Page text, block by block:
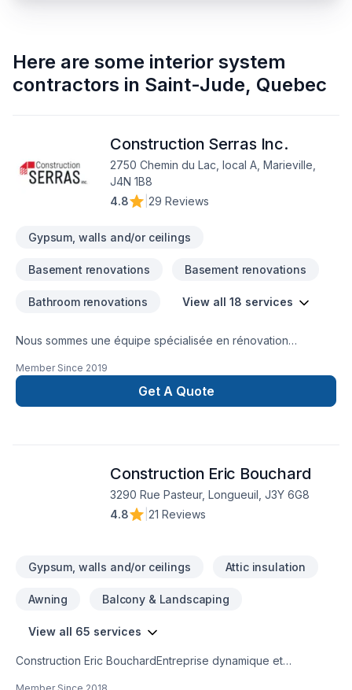
Here are some interior system
contractors in Saint-Jude, Quebec
Construction Serras Inc.
2750 Chemin du Lac, local A, Marieville,
J4N 1B8
4.8
29 Reviews
Gypsum, walls and/or ceilings
Basement renovations Basement renovations
Bathroom renovations View all 18 services
Nous sommes une équipe spécialisée en rénovation
pour la réalisation de salles de bain, cuisine, sous-sol,
agrandissement, installation de planchers et autres projets sur
mesure.
Member Since 2019
Get A Quote
Construction Eric Bouchard
3290 Rue Pasteur, Longueuil, J3Y 6G8
4.8
21 Reviews
Gypsum, walls and/or ceilings Attic insulation
Awning Balcony & Landscaping
View all 65 services
Construction Eric BouchardEntreprise dynamique et